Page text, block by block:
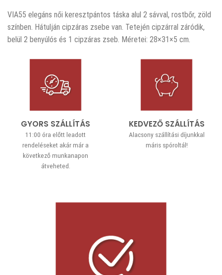
VIA55 elegáns női keresztpántos táska alul 2 sávval, rostbőr, zöld
színben. Hátulján cipzáras zsebe van. Tetején cipzárral záródik,
belül 2 benyúlós és 1 cipzáras zseb. Méretei: 28×31×5 cm.
GYORS SZÁLLÍTÁS
11:00 óra előtt leadott
rendeléseket akár már a
következő munkanapon
átveheted.
KEDVEZŐ SZÁLLÍTÁS
Alacsony szállítási díjunkkal
máris spóroltál!